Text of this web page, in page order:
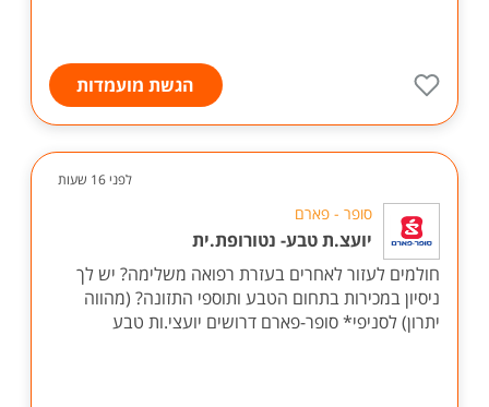
הגשת מועמדות
לפני 16 שעות
סופר - פארם
יועצ.ת טבע- נטורופת.ית
חולמים לעזור לאחרים בעזרת רפואה משלימה? יש לך
ניסיון במכירות בתחום הטבע ותוספי התזונה? (מהווה
יתרון) לסניפי* סופר-פארם דרושים יועצי.ות טבע